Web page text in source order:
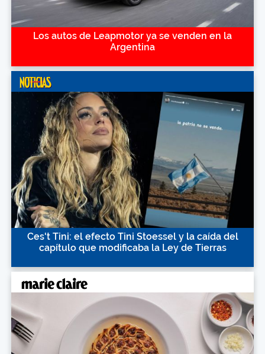
Los autos de Leapmotor ya se venden en la
Argentina
Ces't Tini: el efecto Tini Stoessel y la caída del
capítulo que modificaba la Ley de Tierras